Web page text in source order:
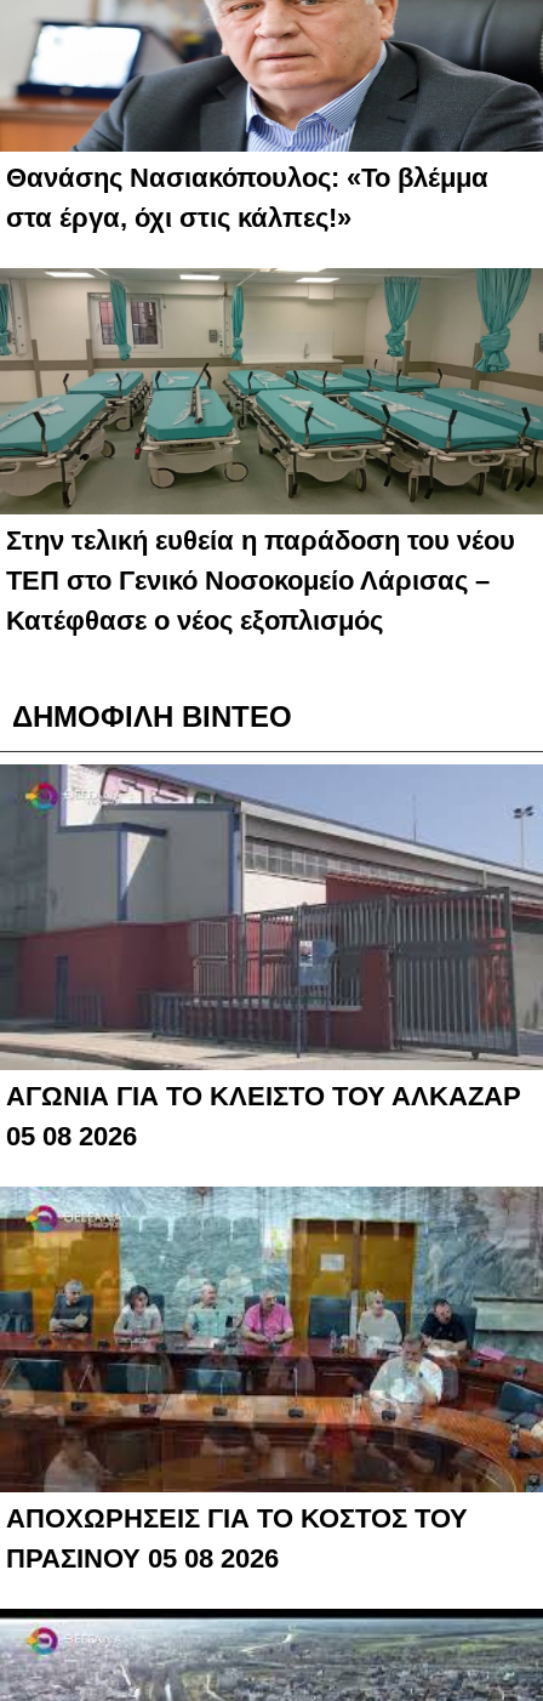
Θανάσης Νασιακόπουλος: «Το βλέμμα
στα έργα, όχι στις κάλπες!»
Στην τελική ευθεία η παράδοση του νέου
ΤΕΠ στο Γενικό Νοσοκομείο Λάρισας –
Κατέφθασε ο νέος εξοπλισμός
ΔΗΜΟΦΙΛΗ ΒΙΝΤΕΟ
ΑΓΩΝΙΑ ΓΙΑ ΤΟ ΚΛΕΙΣΤΟ ΤΟΥ ΑΛΚΑΖΑΡ
05 08 2026
ΑΠΟΧΩΡΗΣΕΙΣ ΓΙΑ ΤΟ ΚΟΣΤΟΣ ΤΟΥ
ΠΡΑΣΙΝΟΥ 05 08 2026